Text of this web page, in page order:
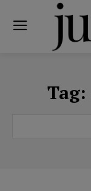
Tag: